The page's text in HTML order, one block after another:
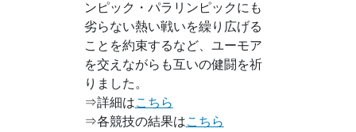
ンピック・パラリンピックにも
劣らない熱い戦いを繰り広げる
ことを約束するなど、ユーモア
を交えながらも互いの健闘を祈
りました。
⇒詳細はこちら
⇒各競技の結果はこちら